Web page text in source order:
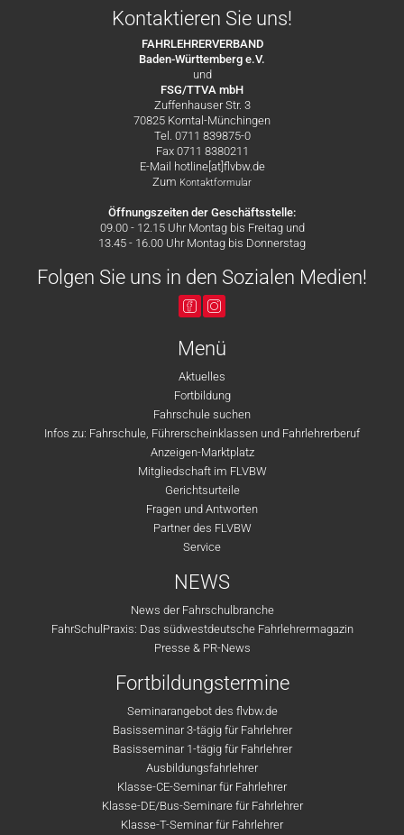
Kontaktieren Sie uns!
FAHRLEHRERVERBAND
Baden-Württemberg e.V.
und
FSG/TTVA mbH
Zuffenhauser Str. 3
70825 Korntal-Münchingen
Tel. 0711 839875-0
Fax 0711 8380211
E-Mail hotline[at]flvbw.de
Zum Kontaktformular
Öffnungszeiten der Geschäftsstelle:
09.00 - 12.15 Uhr Montag bis Freitag und
13.45 - 16.00 Uhr Montag bis Donnerstag
Folgen Sie uns in den Sozialen Medien!
Menü
Aktuelles
Fortbildung
Fahrschule suchen
Infos zu: Fahrschule, Führerscheinklassen und Fahrlehrerberuf
Anzeigen-Marktplatz
Mitgliedschaft im FLVBW
Gerichtsurteile
Fragen und Antworten
Partner des FLVBW
Service
NEWS
News der Fahrschulbranche
FahrSchulPraxis: Das südwestdeutsche Fahrlehrermagazin
Presse & PR-News
Fortbildungstermine
Seminarangebot des flvbw.de
Basisseminar 3-tägig für Fahrlehrer
Basisseminar 1-tägig für Fahrlehrer
Ausbildungsfahrlehrer
Klasse-CE-Seminar für Fahrlehrer
Klasse-DE/Bus-Seminare für Fahrlehrer
Klasse-T-Seminar für Fahrlehrer